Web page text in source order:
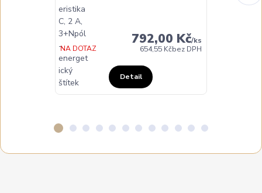
792,00 Kč/ks
654,55 Kčbez DPH
NA DOTAZ
Detail